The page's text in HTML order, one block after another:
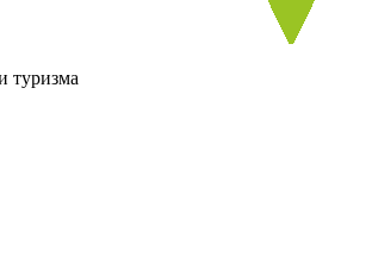
туризма